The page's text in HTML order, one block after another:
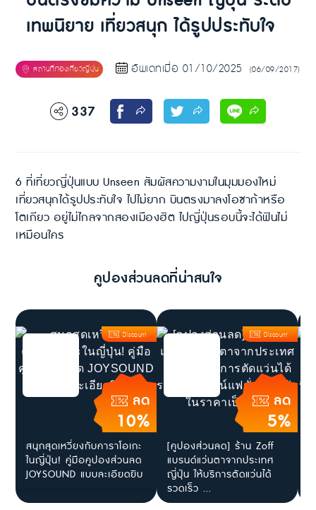
เทพนิยาย เที่ยวสนุก ได้รูปประทับใจ
อัพเดทเมื่อ 01/10/2025 (06/09/2017)
337
6 ที่เที่ยวญี่ปุ่นแบบ Unseen สัมผัสความงามในมุมมองใหม่
เที่ยวสนุกได้รูปประทับใจ ไปไม่ยาก บินตรงมาลงโอซาก้าหรือ
โตเกียว อยู่ไม่ไกลจากสองเมืองฮิต ไปญี่ปุ่นรอบนี้จะได้ฟินไม่
เหมือนใคร
คูปองส่วนลดที่น่าสนใจ
ลด
10%
Discount
สนุกสุดเหวี่ยงกับคาราโอเกะ
ในญี่ปุ่น! คู่มือคูปองส่วนลด
JOYSOUND แบบละเอียดยิบ
ลด
5%
Discount
[คูปองส่วนลด] ร้าน Zoff
แบรนด์แว่นตาจากประเทศ
ญี่ปุ่น ให้บริการตัดแว่นได้
รวดเร็ว ...